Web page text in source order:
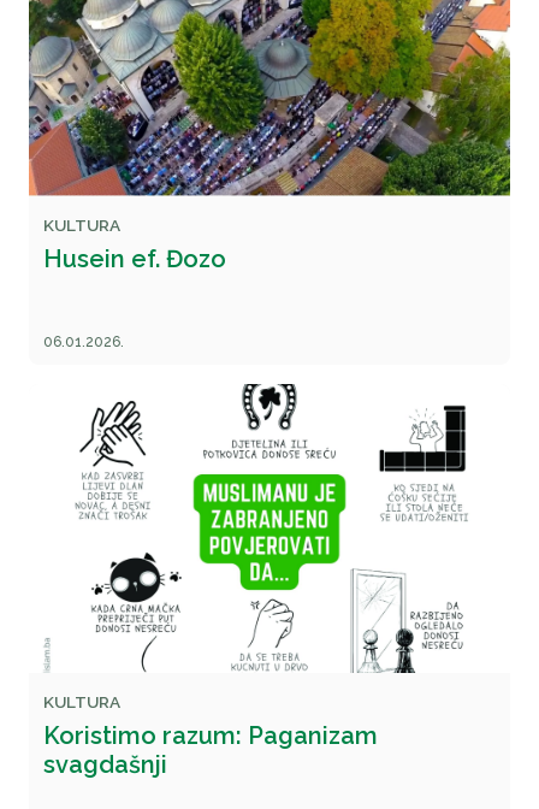
KULTURA
Husein ef. Đozo
06.01.2026.
KULTURA
Koristimo razum: Paganizam
svagdašnji